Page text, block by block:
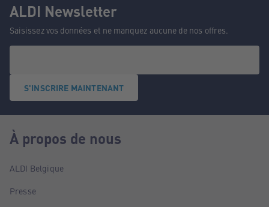
ALDI Newsletter
Saisissez vos données et ne manquez aucune de nos offres.
S'INSCRIRE MAINTENANT
À propos de nous
ALDI Belgique
Presse